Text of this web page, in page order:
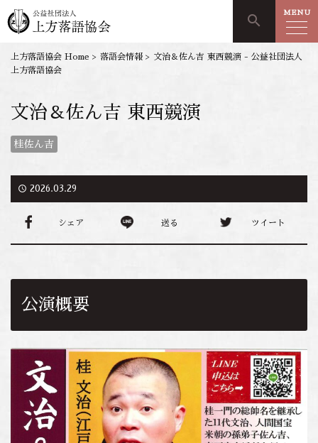
search MENU
上方落語協会 Home > 落語会情報 > 文治＆佐ん吉 東西競演 - 公益社団法人
上方落語協会
文治＆佐ん吉 東西競演
桂佐ん吉
access_time 2026.03.29
シェア 送る ツイート
公演概要